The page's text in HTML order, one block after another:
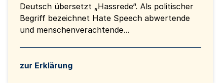
Deutsch übersetzt „Hassrede“. Als politischer
Begriff bezeichnet Hate Speech abwertende
und menschenverachtende...
zur Erklärung